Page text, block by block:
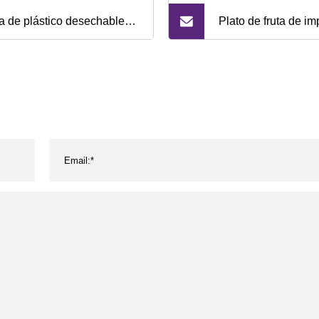
de plástico desechable
té de la leche,
Plato de fruta de